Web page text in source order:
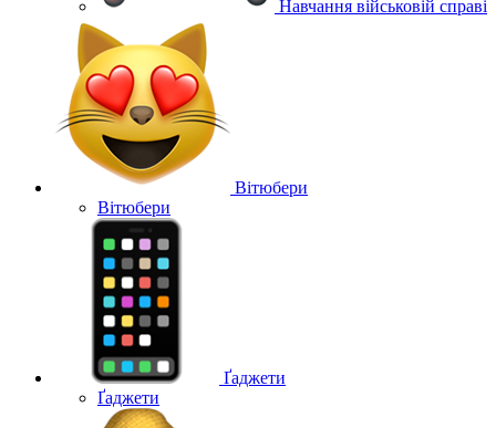
Навчання військовій справі
Вітюбери
Вітюбери
Ґаджети
Ґаджети